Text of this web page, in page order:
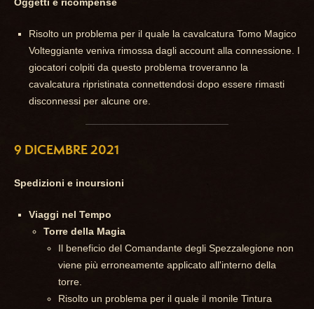
Oggetti e ricompense
Risolto un problema per il quale la cavalcatura Tomo Magico
Volteggiante veniva rimossa dagli account alla connessione. I
giocatori colpiti da questo problema troveranno la
cavalcatura ripristinata connettendosi dopo essere rimasti
disconnessi per alcune ore.
9 DICEMBRE 2021
Spedizioni e incursioni
Viaggi nel Tempo
Torre della Magia
Il beneficio del Comandante degli Spezzalegione non
viene più erroneamente applicato all'interno della
torre.
Risolto un problema per il quale il monile Tintura